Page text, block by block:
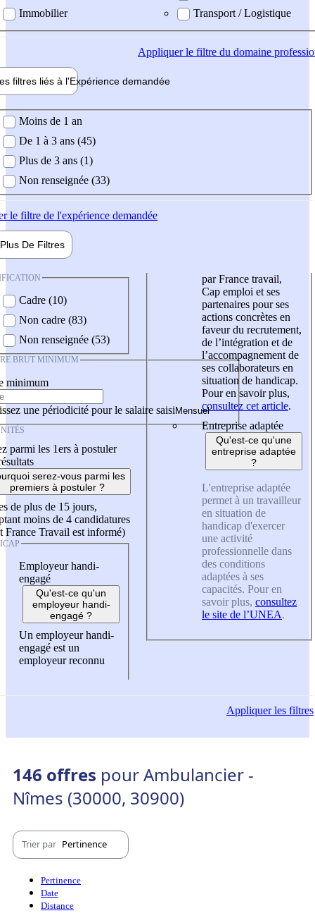
Immobilier
Transport / Logistique
Appliquerle filtre du domaine
filtres liés à l'Expérience demandée
demandée
Moins de 1 an
De 1 à 3 ans (45)
Plus de 3 ans (1)
Non renseignée (33)
le filtre de l'expérience demandée
Plus De Filtres
Cadre (10)
Non cadre (83)
Non renseignée (53)
BRUT MINIMUM
minimum
une périodicité pour le salaire saisi
parmi les 1ers à postuler
serez-vous parmi les
premiers à postuler ?
de plus de 15 jours,
moins de 4 candidatures
France Travail est informé)
Employeur handi-
engagé
Qu'est-ce qu'un
employeur handi-
engagé ?
Un employeur handi-
engagé est un
employeur reconnu
par France travail,
Cap emploi et ses
partenaires pour ses
actions concrètes en
faveur du recrutement,
de l’intégration et de
l’accompagnement de
ses collaborateurs en
situation de handicap.
Pour en savoir plus,
consultez cet article.
Entreprise adaptée
Qu'est-ce qu'une
entreprise adaptée
?
L'entreprise adaptée
permet à un travailleur
en situation de
handicap d'exercer
une activité
professionnelle dans
des conditions
adaptées à ses
capacités. Pour en
savoir plus, consultez
le site de l’UNEA.
Appliquerles filtres
146 offres pour Ambulancier -
Nîmes (30000, 30900)
Trier par Pertinence
Pertinence
Date
Distance